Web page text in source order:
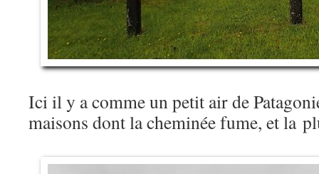
Ici il y a comme un petit air de
maisons dont la cheminée fume, et la